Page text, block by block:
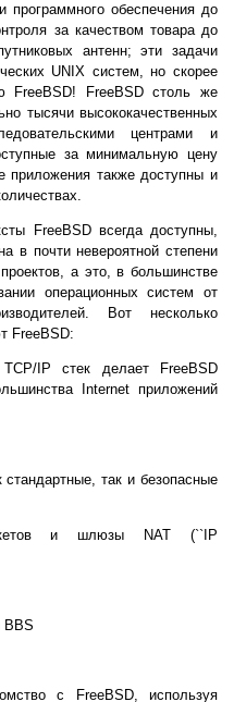
обеспечения до
за качеством товара до
антенн; эти задачи
UNIX систем, но скорее
FreeBSD столь же
тысячи высококачественных
центрами и
за минимальную цену
приложения также доступны и
FreeBSD всегда доступны,
в почти невероятной степени
а это, в большинстве
операционных систем от
Вот несколько
FreeBSD:
IP стек делает FreeBSD
Internet приложений
так и безопасные
и шлюзы NAT (``IP
BBS
с FreeBSD, используя